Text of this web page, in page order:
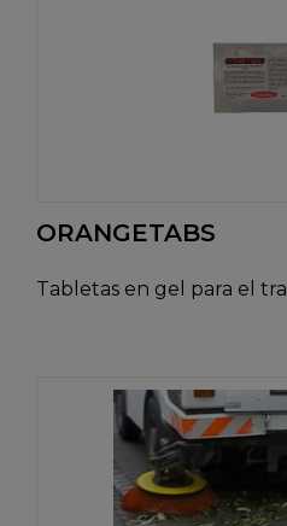
ORANGETABS
Tabletas en gel para el